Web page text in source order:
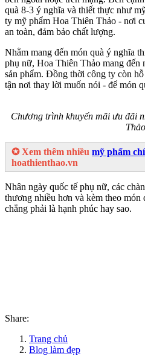
quà 8-3 ý nghĩa và thiết thực như
ty mỹ phẩm Hoa Thiên Thảo - nơi
an toàn, đảm bảo chất lượng.
Nhằm mang đến món quà ý nghĩa
phụ nữ, Hoa Thiên Thảo mang đến
sản phẩm. Đồng thời công ty còn
tận nơi thay lời muốn nói - để món
Chương trình khuyến mãi ưu đãi
Thảo
✪ Xem thêm nhiều mỹ phẩm
hoathienthao.vn
Nhân ngày quốc tế phụ nữ, các
thương nhiều hơn và kèm theo món
chẳng phải là hạnh phúc hay sao.
Share:
Trang chủ
Blog làm đẹp